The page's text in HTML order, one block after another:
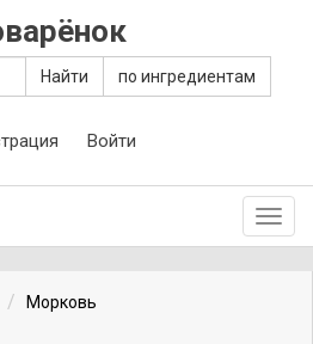
Найти по ингредиентам
Войти
Морковь